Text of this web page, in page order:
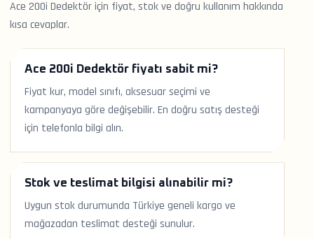
Ace 200i Dedektör için fiyat, stok ve doğru kullanım hakkında
kısa cevaplar.
Ace 200i Dedektör fiyatı sabit mi?
Fiyat kur, model sınıfı, aksesuar seçimi ve
kampanyaya göre değişebilir. En doğru satış desteği
için telefonla bilgi alın.
Stok ve teslimat bilgisi alınabilir mi?
Uygun stok durumunda Türkiye geneli kargo ve
mağazadan teslimat desteği sunulur.